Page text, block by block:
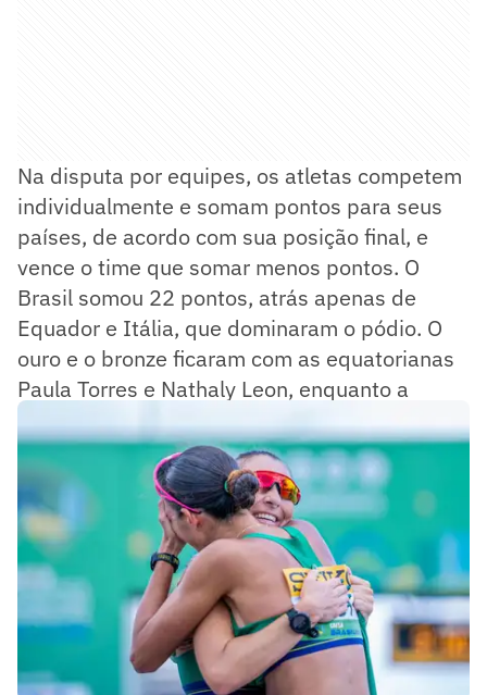
Na disputa por equipes, os atletas competem
individualmente e somam pontos para seus
países, de acordo com sua posição final, e
vence o time que somar menos pontos. O
Brasil somou 22 pontos, atrás apenas de
Equador e Itália, que dominaram o pódio. O
ouro e o bronze ficaram com as equatorianas
Paula Torres e Nathaly Leon, enquanto a
italiana Sofia Fiorini levou a prata.